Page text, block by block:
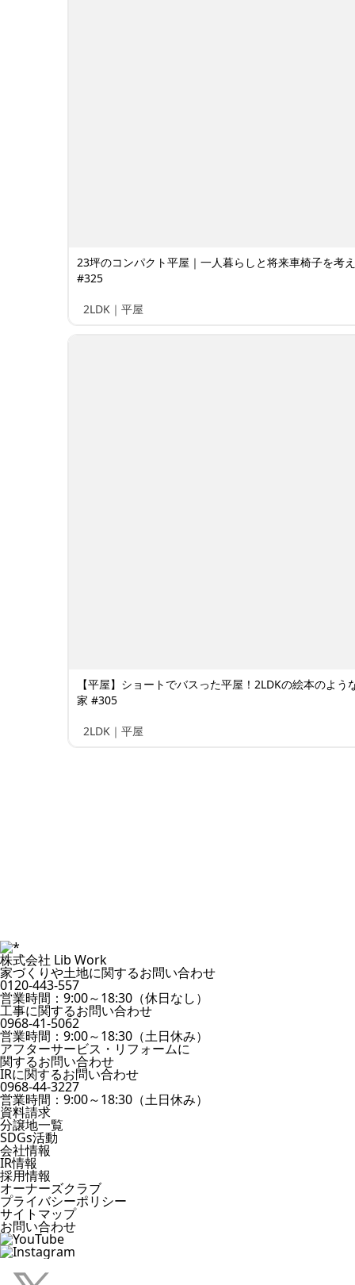
23坪のコンパクト平屋｜一人暮らしと将来車椅子を考
#325
2LDK｜平屋
【平屋】ショートでバスった平屋！2LDKの絵本のよう
家 #305
2LDK｜平屋
株式会社 Lib Work
家づくりや土地に関するお問い合わせ
0120-443-557
営業時間：9:00～18:30（休日なし）
工事に関するお問い合わせ
0968-41-5062
営業時間：9:00～18:30（土日休み）
アフターサービス・リフォームに
関するお問い合わせ
IRに関するお問い合わせ
0968-44-3227
営業時間：9:00～18:30（土日休み）
資料請求
分譲地一覧
SDGs活動
会社情報
IR情報
採用情報
オーナーズクラブ
プライバシーポリシー
サイトマップ
お問い合わせ